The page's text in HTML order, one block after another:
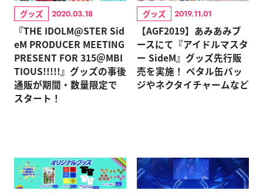
グッズ 2020.03.18
『THE IDOLM@STER Sid
eM PRODUCER MEETING
PRESENT FOR 315＠MBI
TIOUS!!!!!』グッズの事後
通販が期間・数量限定で
スタート！
グッズ 2019.11.01
【AGF2019】あみあみブ
ースにて『アイドルマスタ
ー SideM』グッズ先行販
売を実施！ ペタル缶バッ
ジやネクタイチャームなど